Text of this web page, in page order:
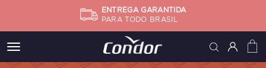
ENTREGA GARANTIDA
PARA TODO BRASIL